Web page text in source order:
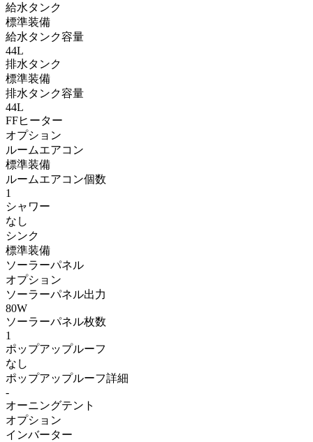
給水タンク
標準装備
給水タンク容量
44L
排水タンク
標準装備
排水タンク容量
44L
FFヒーター
オプション
ルームエアコン
標準装備
ルームエアコン個数
1
シャワー
なし
シンク
標準装備
ソーラーパネル
オプション
ソーラーパネル出力
80W
ソーラーパネル枚数
1
ポップアップルーフ
なし
ポップアップルーフ詳細
-
オーニングテント
オプション
インバーター